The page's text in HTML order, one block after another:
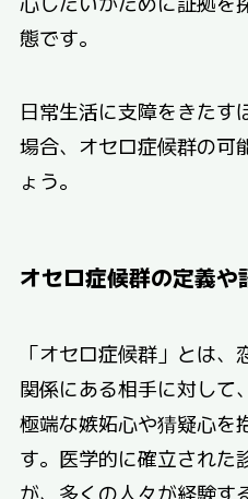
態です。
日常生活に支障をきたす
場合、オセロ症候群の可
ょう。
オセロ症候群の定義や
「オセロ症候群」とは
関係にある相手に対して
極端な嫉妬心や猜疑心を
す。医学的に確立された
が、多くの人々が経験す